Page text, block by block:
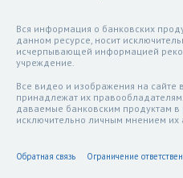
Вся информация о банковских
данном ресурсе, носит
исчерпывающей информацией
учреждение.
Все видео и изображения на сайте
принадлежат их
даваемые банковским продуктам в
исключительно личным мнением их
Обратная связь Ограничение